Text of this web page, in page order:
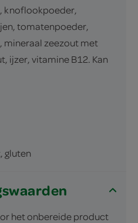
knoflookpoeder,
tomatenpoeder,
mineraal zeezout met
ijzer, vitamine B12. Kan
gluten
het onbereide product